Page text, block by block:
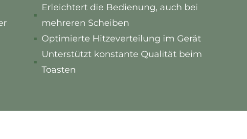
Erleichtert die Bedienung, auch bei
mehreren Scheiben
Optimierte Hitzeverteilung im Gerät
Unterstützt konstante Qualität beim
Toasten